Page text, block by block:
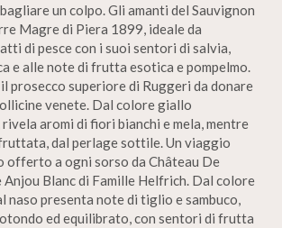
un colpo. Gli amanti del Sauvignon
Magre di Piera 1899, ideale da
di pesce con i suoi sentori di salvia,
e alle note di frutta esotica e pompelmo.
prosecco superiore di Ruggeri da donare
venete. Dal colore giallo
aromi di fiori bianchi e mela, mentre
dal perlage sottile. Un viaggio
offerto a ogni sorso da Château De
Anjou Blanc di Famille Helfrich. Dal colore
naso presenta note di tiglio e sambuco,
ed equilibrato, con sentori di frutta